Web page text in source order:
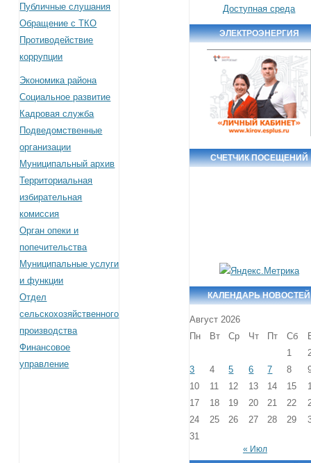
Публичные слушания
Обращение с ТКО
Противодействие
коррупции
Экономика района
Социальное развитие
Кадровая служба
Подведомственные
организации
Муниципальный архив
Территориальная
избирательная
комиссия
Орган опеки и
попечительства
Муниципальные услуги
и функции
Отдел
сельскохозяйственного
производства
Финансовое
управление
Доступная среда
ЭЛЕКТРОЭНЕРГИЯ
СЧЕТЧИК ПОСЕЩЕНИЙ
КАЛЕНДАРЬ НОВОСТЕЙ
Август 2026
Пн
Вт Ср Чт Пт Сб
1
3
4 5 6 7 8
10
11 12 13 14 15
17
18 19 20 21 22
24
25 26 27 28 29
31
« Июл